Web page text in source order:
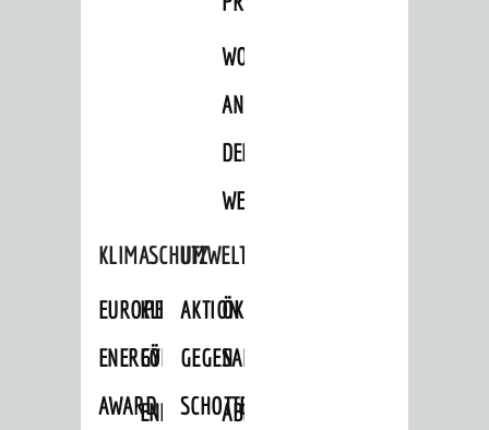
WOHNBEBAUUNG
AN
DER
WEINBERGSTRASSE
KLIMASCHUTZ
EUROPEAN
ENERGY
AWARD
KLIMASCHUTZ-
FÖRDERPROGRAMME
ENERGIEBERATUNG
UMWELTSCHUTZ
AKTION
GEGEN
SCHOTTERGÄRTEN
ÖKOLOGISCHE
SANIERUNG/WAIDSEE
ABFALL